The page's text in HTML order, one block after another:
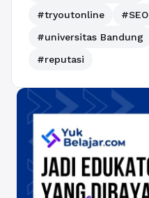
#tryoutonline
#SEO
#universitas Bandung
#reputasi